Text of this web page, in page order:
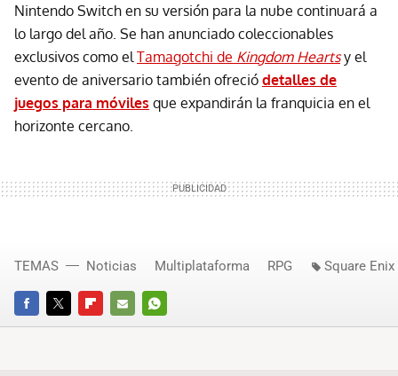
Nintendo Switch en su versión para la nube continuará a
lo largo del año. Se han anunciado coleccionables
exclusivos como el Tamagotchi de Kingdom Hearts y el
evento de aniversario también ofreció detalles de
juegos para móviles que expandirán la franquicia en el
horizonte cercano.
FACEBOOKTWITTERFLIPBOARD
E-
WHATSAPP
TEMAS Noticias Multiplataforma RPG Square Enix